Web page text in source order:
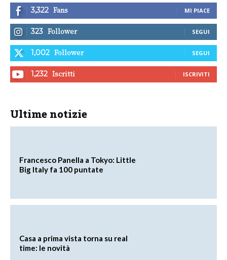
3,322 Fans MI PIACE
323 Follower SEGUI
1,002 Follower SEGUI
1,232 Iscritti ISCRIVITI
Ultime notizie
Francesco Panella a Tokyo: Little
Big Italy fa 100 puntate
Casa a prima vista torna su real
time: le novità